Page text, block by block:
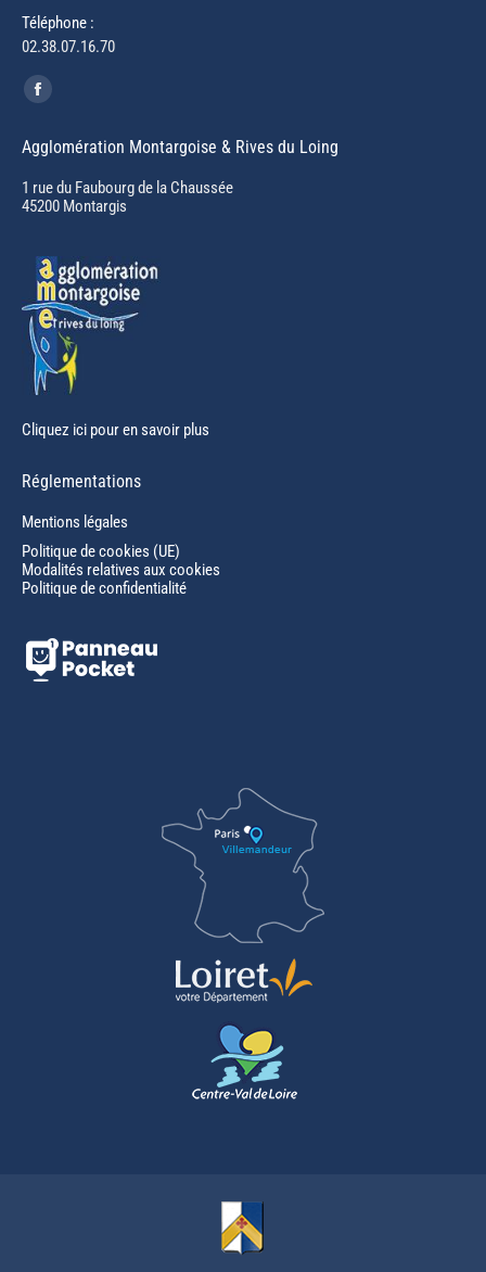
Téléphone :
02.38.07.16.70
Trouvez nous sur :
Facebook
opens
in
new
Agglomération Montargoise & Rives du Loing
1 rue du Faubourg de la Chaussée
45200 Montargis
Cliquez ici pour en savoir plus
Réglementations
Mentions légales
Politique de cookies (UE)
Modalités relatives aux cookies
Politique de confidentialité